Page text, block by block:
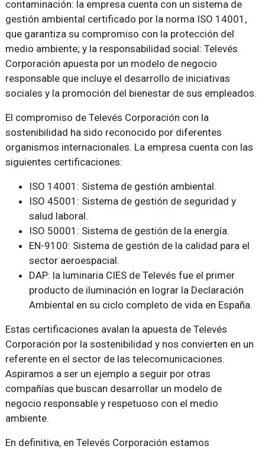
contaminación: la empresa cuenta con un sistema de
gestión ambiental certificado por la norma ISO 14001,
que garantiza su compromiso con la protección del
medio ambiente; y la responsabilidad social: Televés
Corporación apuesta por un modelo de negocio
responsable que incluye el desarrollo de iniciativas
sociales y la promoción del bienestar de sus empleados.
El compromiso de Televés Corporación con la
sostenibilidad ha sido reconocido por diferentes
organismos internacionales. La empresa cuenta con las
siguientes certificaciones:
ISO 14001: Sistema de gestión ambiental.
ISO 45001: Sistema de gestión de seguridad y
salud laboral.
ISO 50001: Sistema de gestión de la energía.
EN-9100: Sistema de gestión de la calidad para el
sector aeroespacial.
DAP: la luminaria CIES de Televés fue el primer
producto de iluminación en lograr la Declaración
Ambiental en su ciclo completo de vida en España.
Estas certificaciones avalan la apuesta de Televés
Corporación por la sostenibilidad y nos convierten en un
referente en el sector de las telecomunicaciones.
Aspiramos a ser un ejemplo a seguir por otras
compañías que buscan desarrollar un modelo de
negocio responsable y respetuoso con el medio
ambiente.
En definitiva, en Televés Corporación estamos